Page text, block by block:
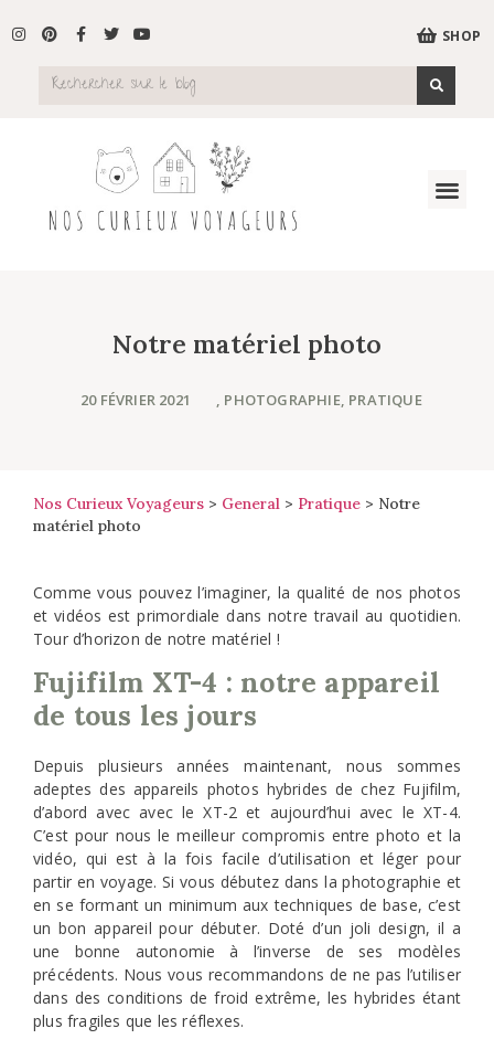
SHOP
Notre matériel photo
20 FÉVRIER 2021 , PHOTOGRAPHIE, PRATIQUE
Nos Curieux Voyageurs > General > Pratique > Notre
matériel photo
Comme vous pouvez l’imaginer, la qualité de nos photos
et vidéos est primordiale dans notre travail au quotidien.
Tour d’horizon de notre matériel !
Fujifilm XT-4 : notre appareil
de tous les jours
Depuis plusieurs années maintenant, nous sommes
adeptes des appareils photos hybrides de chez Fujifilm,
d’abord avec avec le XT-2 et aujourd’hui avec le XT-4.
C’est pour nous le meilleur compromis entre photo et la
vidéo, qui est à la fois facile d’utilisation et léger pour
partir en voyage. Si vous débutez dans la photographie et
en se formant un minimum aux techniques de base, c’est
un bon appareil pour débuter. Doté d’un joli design, il a
une bonne autonomie à l’inverse de ses modèles
précédents. Nous vous recommandons de ne pas l’utiliser
dans des conditions de froid extrême, les hybrides étant
plus fragiles que les réflexes.